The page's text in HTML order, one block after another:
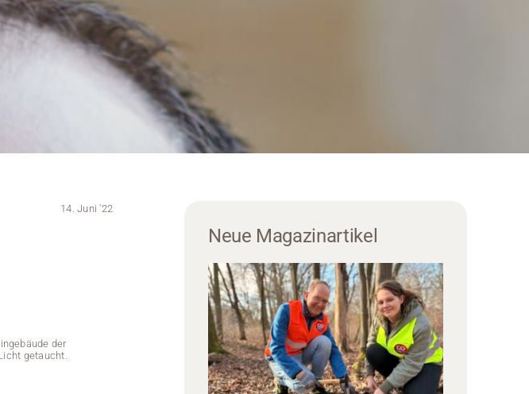
Kontakt
Medien
Stellenangebote
14. Juni '22
der
getaucht.
Neue Magazinartikel